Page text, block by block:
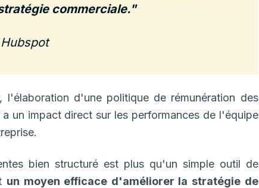
commerciale."
d'une politique de rémunération des
un impact direct sur les performances de l'équipe
bien structuré est plus qu'un simple outil de
un moyen efficace d'améliorer la stratégie de